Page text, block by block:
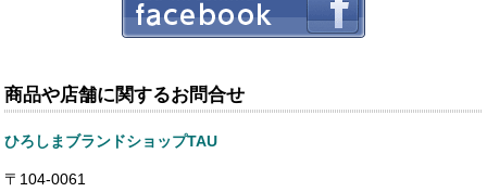
商品や店舗に関するお問合せ
ひろしまブランドショップTAU
〒104-0061